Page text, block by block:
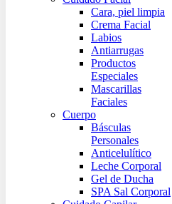
Cara, piel limpia
Crema Facial
Labios
Antiarrugas
Productos
Especiales
Mascarillas
Faciales
Cuerpo
Básculas
Personales
Anticelulítico
Leche Corporal
Gel de Ducha
SPA Sal Corporal